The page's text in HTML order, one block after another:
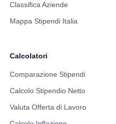
Classifica Aziende
Mappa Stipendi Italia
Calcolatori
Comparazione Stipendi
Calcolo Stipendio Netto
Valuta Offerta di Lavoro